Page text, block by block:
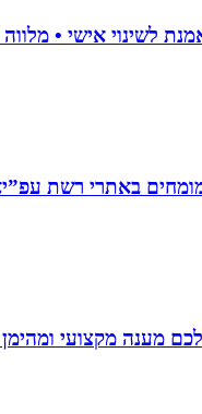
באתרי רשת
מענה מקצועי ומהימן